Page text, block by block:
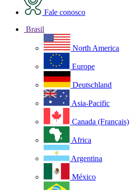
Fale conosco
Brasil
North America
Europe
Deutschland
Asia-Pacific
Canada (Français)
Africa
Argentina
México